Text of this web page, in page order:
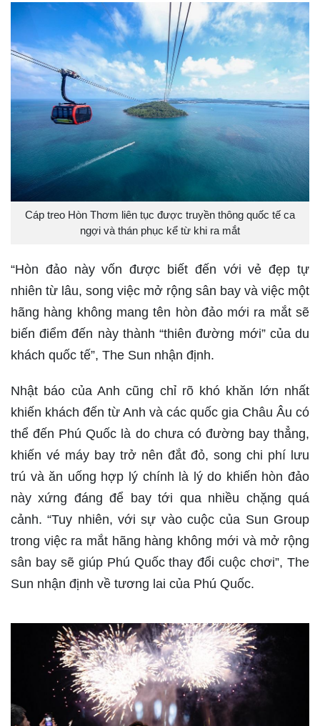
Cáp treo Hòn Thơm liên tục được truyền thông quốc tế ca
ngợi và thán phục kể từ khi ra mắt
“Hòn đảo này vốn được biết đến với vẻ đẹp tự
nhiên từ lâu, song việc mở rộng sân bay và việc một
hãng hàng không mang tên hòn đảo mới ra mắt sẽ
biến điểm đến này thành “thiên đường mới” của du
khách quốc tế”, The Sun nhận định.
Nhật báo của Anh cũng chỉ rõ khó khăn lớn nhất
khiến khách đến từ Anh và các quốc gia Châu Âu có
thể đến Phú Quốc là do chưa có đường bay thẳng,
khiến vé máy bay trở nên đắt đỏ, song chi phí lưu
trú và ăn uống hợp lý chính là lý do khiến hòn đảo
này xứng đáng để bay tới qua nhiều chặng quá
cảnh. “Tuy nhiên, với sự vào cuộc của Sun Group
trong việc ra mắt hãng hàng không mới và mở rộng
sân bay sẽ giúp Phú Quốc thay đổi cuộc chơi”, The
Sun nhận định về tương lai của Phú Quốc.